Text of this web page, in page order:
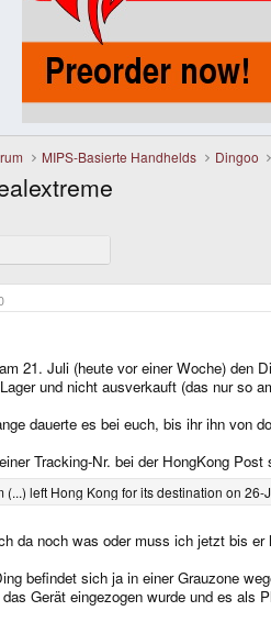
MIPS-Basierte Handhelds Dingoo
21. Juli (heute vor einer Woche) den
und nicht ausverkauft (das nur so
dauerte es bei euch, bis ihr ihn von
Tracking-Nr. bei der HongKong
(...) left Hong Kong for its destination on 26-
da noch was oder muss ich jetzt bis
befindet sich ja in einer Grauzone
Gerät eingezogen wurde und es als